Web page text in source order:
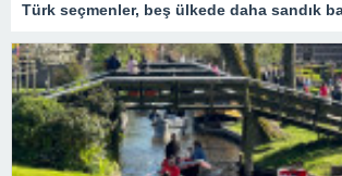
Türk seçmenler, beş ülkede daha sandık